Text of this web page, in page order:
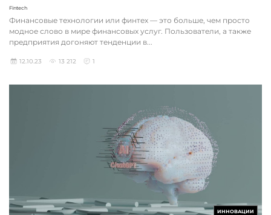
Fintech
Финансовые технологии или финтех — это больше, чем просто
модное слово в мире финансовых услуг. Пользователи, а также
предприятия догоняют тенденции в...
12.10.23 13 212 1
ИННОВАЦИИ